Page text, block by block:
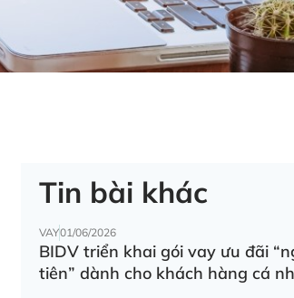
Tin bài khác
VAY01/06/2026
BIDV triển khai gói vay ưu đãi
tiên” dành cho khách hàng cá